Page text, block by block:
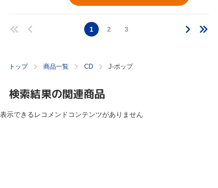
1 2 3
トップ 商品一覧 CD J-ポップ
検索結果の関連商品
表示できるレコメンドコンテンツがありません